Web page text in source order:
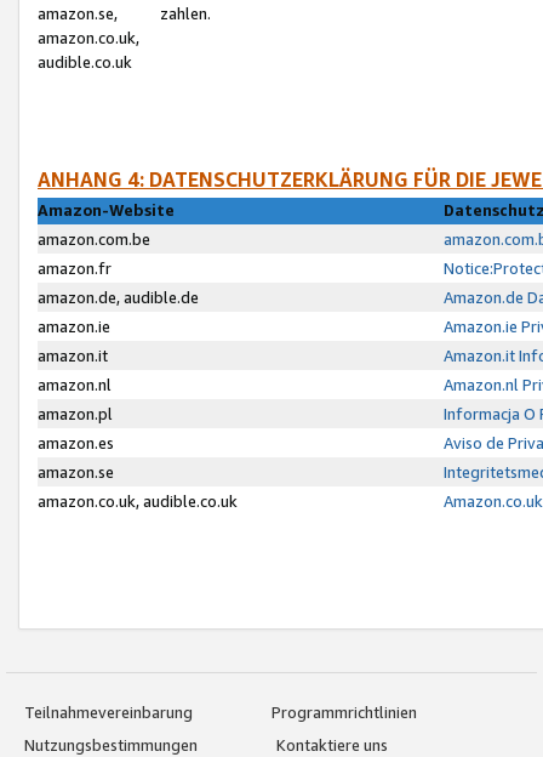
amazon.se,
amazon.co.uk,
audible.co.uk
zahlen.
ANHANG 4: DATENSCHUTZERKLÄRUNG FÜR DIE
Amazon-Website
amazon.com.be
amazon.fr
amazon.de, audible.de
Amazon.de
amazon.ie
Amazon.ie
amazon.it
Amazon.it
amazon.nl
Amazon.nl
amazon.pl
Informacja O
amazon.es
Aviso de
amazon.se
amazon.co.uk, audible.co.uk
Teilnahmevereinbarung
Programmrichtlinien
Nutzungsbestimmungen
Kontaktiere uns